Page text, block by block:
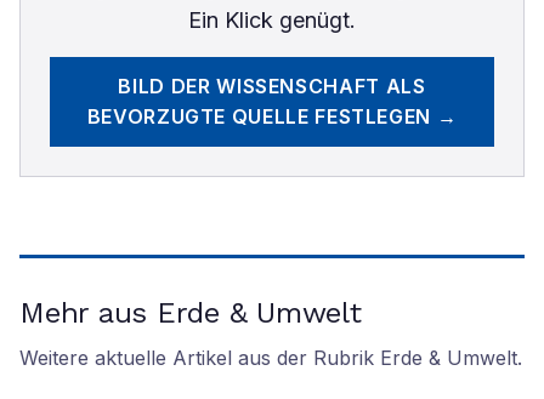
Ein Klick genügt.
BILD DER WISSENSCHAFT ALS
BEVORZUGTE QUELLE FESTLEGEN →
Mehr aus Erde & Umwelt
Weitere aktuelle Artikel aus der Rubrik Erde & Umwelt.